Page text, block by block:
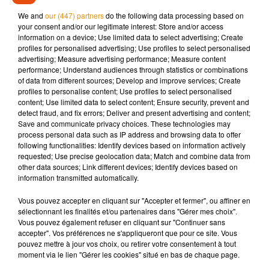
exploser, c’est devenu un magasin porte-bonheur ! Alors
vous savez ce qui vous reste à faire : un petit voyage à Bondi,
en Australie !
Musique
7 août 2026
Madonna sort enfin le remix de « Love
Sensation » avec Kylie Minogue
7 août 2026
Angèle et Amélie Lens dévoilent leur
collaboration tant attendue
We and our (447) partnersdo the following data processing based on
your consent and/or our legitimate interest: Store and/or access
information on a device; Use limited data to select advertising; Create
profiles for personalised advertising; Use profiles to select personalised
advertising; Measure advertising performance; Measure content
performance; Understand audiences through statistics or combinations
of data from different sources; Develop and improve services; Create
profiles to personalise content; Use profiles to select personalised
content; Use limited data to select content; Ensure security, prevent and
detect fraud, and fix errors; Deliver and present advertising and content;
Save and communicate privacy choices. These technologies may
process personal data such as IP address and browsing data to offer
following functionalities: Identify devices based on information actively
requested; Use precise geolocation data; Match and combine data from
other data sources; Link different devices; Identify devices based on
information transmitted automatically.
Vous pouvez accepter en cliquant sur "Accepter et fermer", ou affiner en
sélectionnant les finalités et/ou partenaires dans "Gérer mes choix".
Vous pouvez également refuser en cliquant sur "Continuer sans
accepter". Vos préférences ne s'appliqueront que pour ce site. Vous
pouvez mettre à jour vos choix, ou retirer votre consentement à tout
moment via le lien "Gérer les cookies" situé en bas de chaque page.